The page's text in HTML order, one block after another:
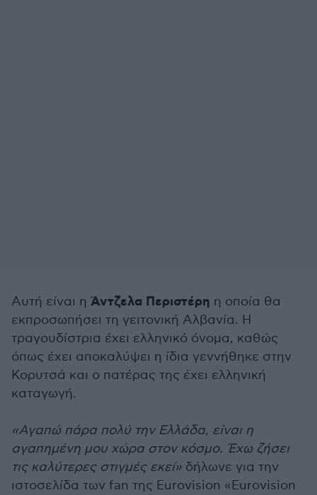
Αυτή είναι η Άντζελα Περιστέρη η οποία θα
εκπροσωπήσει τη γειτονική Αλβανία. Η
τραγουδίστρια έχει ελληνικό όνομα, καθώς
όπως έχει αποκαλύψει η ίδια γεννήθηκε στην
Κορυτσά και ο πατέρας της έχει ελληνική
καταγωγή.
«Αγαπώ πάρα πολύ την Ελλάδα, είναι η
αγαπημένη μου χώρα στον κόσμο. Έχω ζήσει
τις καλύτερες στιγμές εκεί» δήλωνε για την
ιστοσελίδα των fan της Eurovision «Eurovision